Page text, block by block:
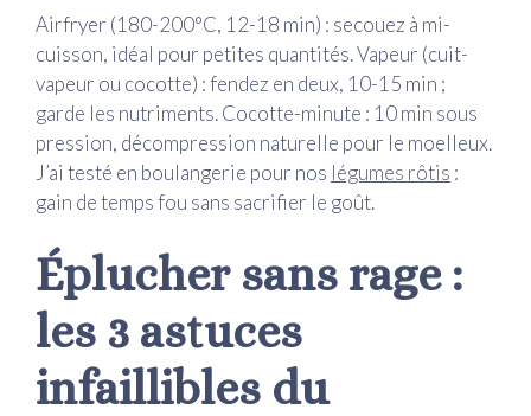
Airfryer (180-200°C, 12-18 min) : secouez à mi-
cuisson, idéal pour petites quantités. Vapeur (cuit-
vapeur ou cocotte) : fendez en deux, 10-15 min ;
garde les nutriments. Cocotte-minute : 10 min sous
pression, décompression naturelle pour le moelleux.
J’ai testé en boulangerie pour nos légumes rôtis :
gain de temps fou sans sacrifier le goût.
Éplucher sans rage :
les 3 astuces
infaillibles du